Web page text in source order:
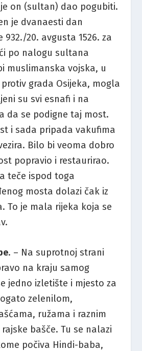
on (sultan) dao pogubiti.
je dvanaesti dan
932./20. avgusta 1526. za
po nalogu sultana
muslimanska vojska, u
grada Osijeka, mogla
su svi esnafi i na
da se podigne taj most.
i sada pripada vakufima
Bilo bi veoma dobro
popravio i restaurirao.
teče ispod toga
mosta dolazi čak iz
To je mala rijeka koja se
. – Na suprotnoj strani
na kraju samog
jedno izletište i mjesto za
zelenilom,
ružama i raznim
bašče. Tu se nalazi
počiva Hindi-baba,